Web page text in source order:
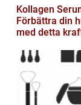
Kollagen
Förbättra din
med detta